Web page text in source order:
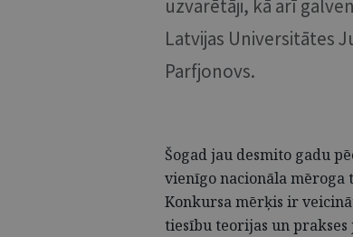
uzvarētāji, kā arī
Latvijas Universitātes
Parfjonovs.
Šogad jau desmito gadu
vienīgo nacionāla
Konkursa mērķis ir
tiesību teorijas un prakses